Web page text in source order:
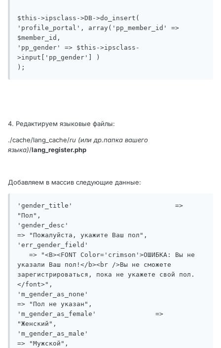
$this->ipsclass->DB->do_insert(
'profile_portal', array('pp_member_id' =>
$member_id,
'pp_gender' => $this->ipsclass-
>input['pp_gender'] )
);
4. Редактируем языковые файлы:
./cache/lang_cache/ru (или др.папка вашего
языка)/lang_register.php
Добавляем в массив следующие данные:
'gender_title'				=>
"Пол",
'gender_desc'
=> "Пожалуйста, укажите Ваш пол",
'err_gender_field'
   => "<B><FONT Color='crimson'>ОШИБКА: Вы не
указали Ваш пол!</b><br />Вы не сможете
зарегистрироваться, пока не укажете свой пол.
</font>",
'm_gender_as_none'
=> "Пол не указан",
'm_gender_as_female'		   =>
"Женский",
'm_gender_as_male'
=> "Мужской",